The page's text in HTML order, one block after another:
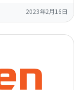
2023年2月16日